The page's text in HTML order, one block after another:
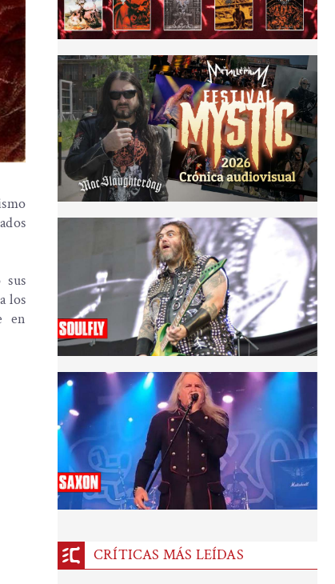
sus
los
en
CRÍTICAS MÁS LEÍDAS